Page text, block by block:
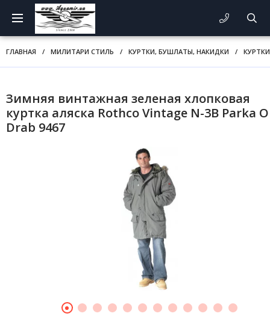
ГЛАВНАЯ / МИЛИТАРИ СТИЛЬ / КУРТКИ, БУШЛАТЫ, НАКИДКИ / КУРТКИ
Зимняя винтажная зеленая хлопковая
куртка аляска Rothco Vintage N-3B Parka
Drab 9467